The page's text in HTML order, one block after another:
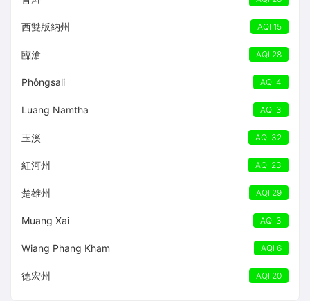
西雙版納州 AQI 15
臨滄 AQI 28
Phôngsali AQI 4
Luang Namtha AQI 3
玉溪 AQI 32
紅河州 AQI 23
楚雄州 AQI 29
Muang Xai AQI 3
Wiang Phang Kham AQI 6
德宏州 AQI 20